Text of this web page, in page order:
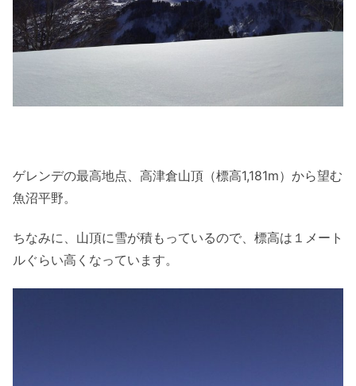
ゲレンデの最高地点、高津倉山頂（標高1,181m）から望む
魚沼平野。
ちなみに、山頂に雪が積もっているので、標高は１メート
ルぐらい高くなっています。